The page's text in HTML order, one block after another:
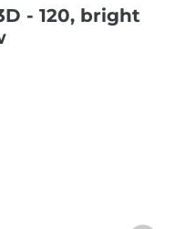
- 120, bright